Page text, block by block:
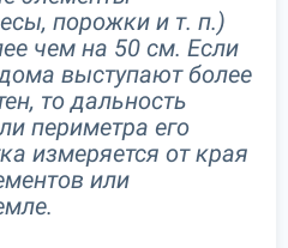
порожки и т. п.)
чем на 50 см. Если
выступают более
то дальность
периметра его
измеряется от края
или